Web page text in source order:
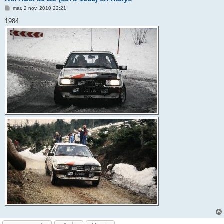
M
s
s
a
g
mar. 2 nov. 2010 22:21
1984